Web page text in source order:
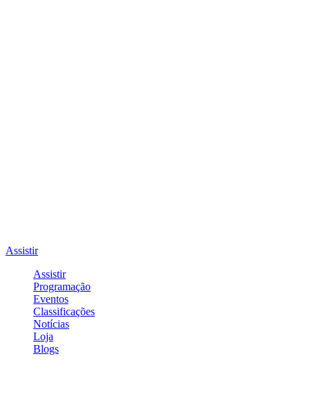
Assistir
Assistir
Programação
Eventos
Classificações
Notícias
Loja
Blogs